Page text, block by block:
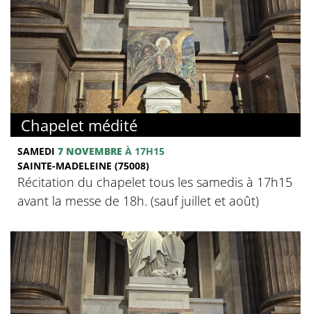
Chapelet médité
SAMEDI 7 NOVEMBRE À 17H15
SAINTE-MADELEINE (75008)
Récitation du chapelet tous les samedis à 17h15
avant la messe de 18h. (sauf juillet et août)